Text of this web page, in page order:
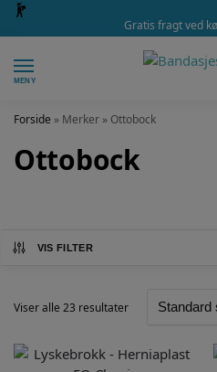
Gratis fragt ved
MENY
Forside » Merker » Ottobock
Ottobock
VIS FILTER
Viser alle 23 resultater